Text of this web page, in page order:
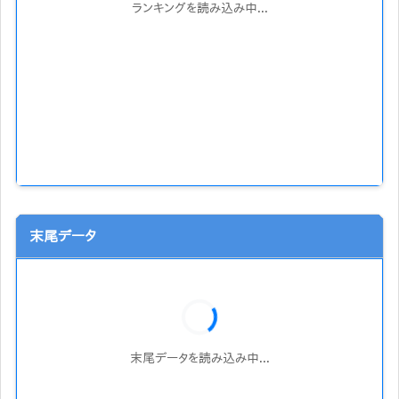
ランキングを読み込み中...
末尾データ
末尾データを読み込み中...